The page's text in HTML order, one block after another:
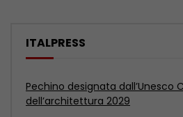
ITALPRESS
Cina: potenza manifatturiera
opportunità a livello globale